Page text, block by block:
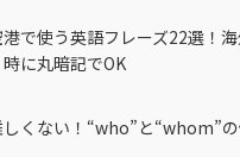
港で使う英語フレーズ22選！
時に丸暗記でOK
くない！“who”と“whom”